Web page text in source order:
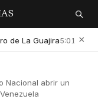
Buscar
La Guajira5:01 PM ×
Nacional abrir un